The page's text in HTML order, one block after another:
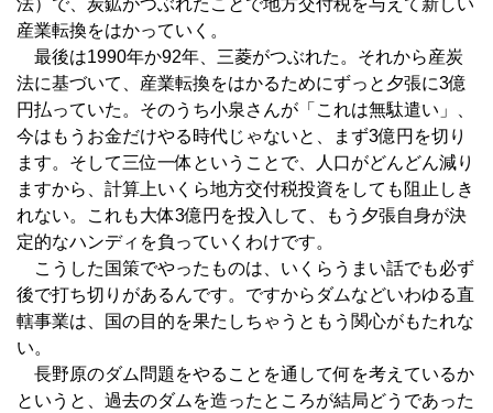
産業転換をはかっていく。
最後は1990年か92年、三菱がつぶれた。それから産炭
法に基づいて、産業転換をはかるためにずっと夕張に3億
円払っていた。そのうち小泉さんが「これは無駄遣い」、
今はもうお金だけやる時代じゃないと、まず3億円を切り
ます。そして三位一体ということで、人口がどんどん減り
ますから、計算上いくら地方交付税投資をしても阻止しき
れない。これも大体3億円を投入して、もう夕張自身が決
定的なハンディを負っていくわけです。
こうした国策でやったものは、いくらうまい話でも必ず
後で打ち切りがあるんです。ですからダムなどいわゆる直
轄事業は、国の目的を果たしちゃうともう関心がもたれな
い。
長野原のダム問題をやることを通して何を考えているか
というと、過去のダムを造ったところが結局どうであった